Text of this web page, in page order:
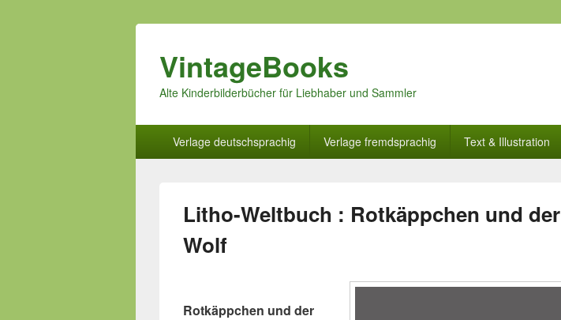
VintageBooks
Alte Kinderbilderbücher für Liebhaber und Sammler
Verlage deutschsprachig Verlage fremdsprachig Text & Illustration
Litho-Weltbuch : Rotkäppchen und der
Wolf
Rotkäppchen und der